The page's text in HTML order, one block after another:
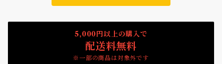
5,000円以上の購入で
配送料無料
※一部の商品は対象外です